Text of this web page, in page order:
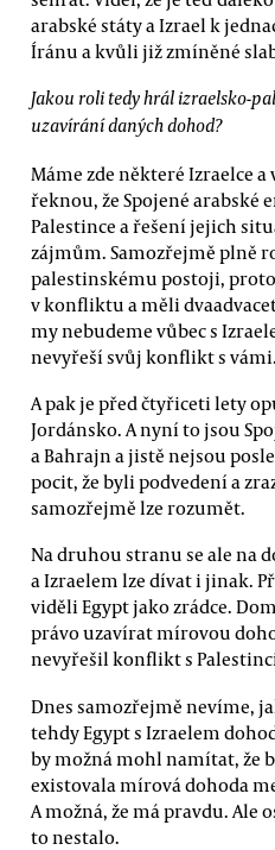
arabské státy a Izrael k
Íránu a kvůli již zmíněné
Jakou roli tedy hrál izraelsko-
uzavírání daných dohod?
Máme zde některé Izraelce
řeknou, že Spojené arabské
Palestince a řešení jejich
zájmům. Samozřejmě plně
palestinskému postoji,
v konfliktu a měli
my nebudeme vůbec s
nevyřeší svůj konflikt s vámi.
A pak je před čtyřiceti lety
Jordánsko. A nyní to jsou
a Bahrajn a jistě nejsou
pocit, že byli podvedení a
samozřejmě lze rozumět.
Na druhou stranu se ale na
a Izraelem lze dívat i jinak.
viděli Egypt jako zrádce.
právo uzavírat mírovou
nevyřešil konflikt s
Dnes samozřejmě nevíme,
tehdy Egypt s Izraelem
by možná mohl namítat, že
existovala mírová dohoda
A možná, že má pravdu. Ale
to nestalo.